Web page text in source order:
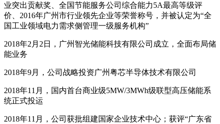
业突出贡献奖、全国节能服务公司综合能力5A最高等级评
价、2016年广州市行业领先企业等荣誉称号，并被认定为“全
国工业领域电力需求侧管理一级服务机构”
2018年2月2日，广州智光储能科技有限公司成立，全面布局储
能业务
2018年9月，公司战略投资广州粤芯半导体技术有限公司
2018年11月，国内首台商业级5MW/3MWh级联型高压储能系
统正式投运
2018年11月，公司获批组建国家企业技术中心；获评“广东省